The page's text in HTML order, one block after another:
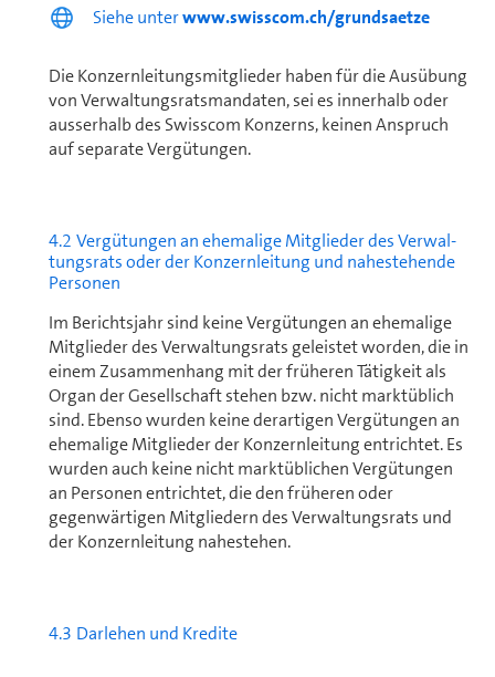
Siehe unterwww.swisscom.ch/grundsaetze
Die Kon­zern­leitungs­mit­glieder haben für die Ausübung
von Verwaltungs­ratsmandaten, sei es innerhalb oder
ausserhalb des Swisscom Konzerns, keinen Anspruch
auf separate Vergütungen.
4.2 Vergütungen an ehemalige Mitglieder des Ver­wal­
tungs­rats oder der Konzern­leitung und nahestehende
Personen
Im Berichtsjahr sind keine Vergütungen an ehemalige
Mitglieder des Ver­wal­tungs­rats geleistet worden, die in
einem Zu­sam­men­hang mit der früheren Tätigkeit als
Organ der Ge­sell­schaft stehen bzw. nicht marktüblich
sind. Ebenso wurden keine derartigen Vergütungen an
ehemalige Mitglieder der Konzernleitung entrichtet. Es
wurden auch keine nicht marktüblichen Vergütungen
an Personen entrichtet, die den früheren oder
gegenwärtigen Mitgliedern des Ver­wal­tungs­rats und
der Konzernleitung nahestehen.
4.3 Darlehen und Kredite